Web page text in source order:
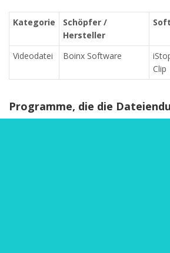
Kategorie
Schöpfer /
Hersteller
Videodatei Boinx Software
Clip
Programme, die die